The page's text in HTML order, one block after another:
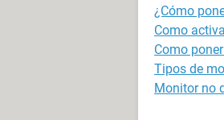
¿Cómo
Como
Como
Tipos de
Monitor no